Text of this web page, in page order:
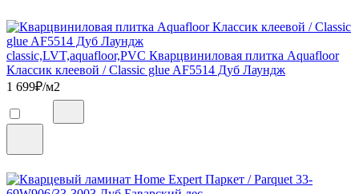
classic,LVT,aquafloor,PVC Кварцвиниловая плитка Aquafloor
Классик клеевой / Classic glue AF5514 Дуб Лаундж
1 699₽/м2